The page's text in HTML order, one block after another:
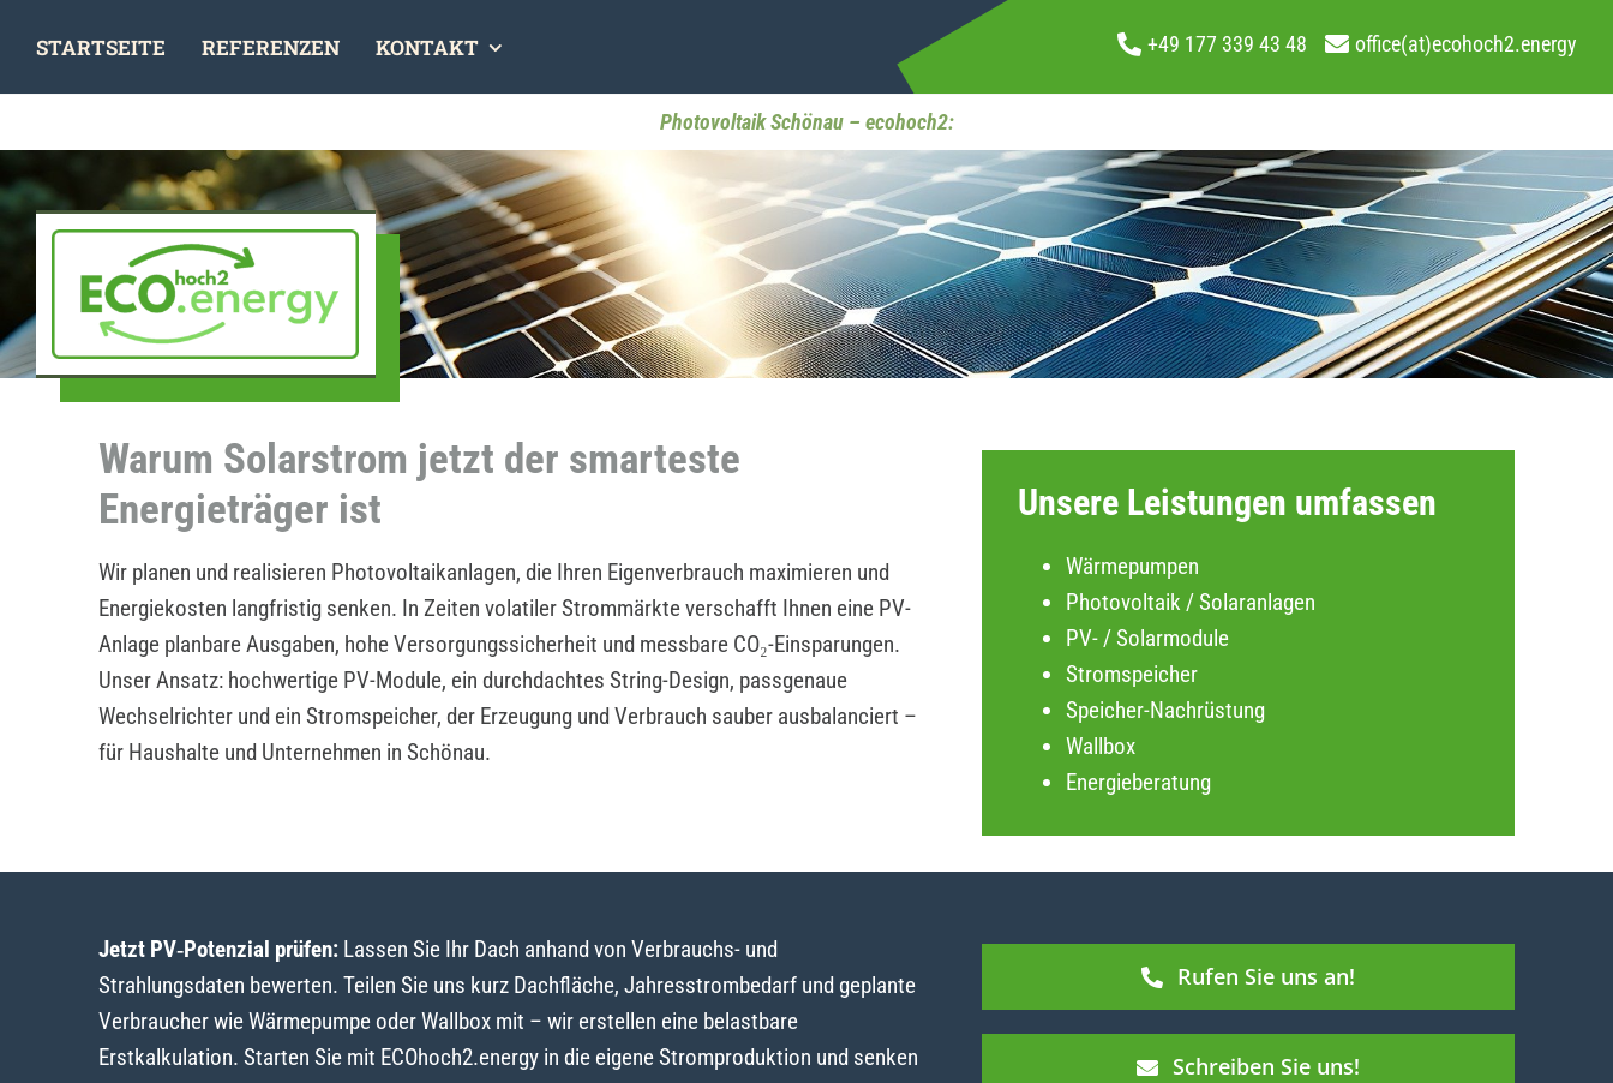
content
STARTSEITE REFERENZEN KONTAKT +49 177 339 43 48 office(at)ecohoch2.energy
Photovoltaik Schönau – ecohoch2:
Warum Solarstrom jetzt der smarteste
Energieträger ist
Wir planen und realisieren Photovoltaikanlagen, die Ihren Eigenverbrauch maximieren und
Energiekosten langfristig senken. In Zeiten volatiler Strommärkte verschafft Ihnen eine PV-
Anlage planbare Ausgaben, hohe Versorgungssicherheit und messbare CO₂-Einsparungen.
Unser Ansatz: hochwertige PV-Module, ein durchdachtes String-Design, passgenaue
Wechselrichter und ein Stromspeicher, der Erzeugung und Verbrauch sauber ausbalanciert –
für Haushalte und Unternehmen in Schönau.
Unsere Leistungen umfassen
Wärmepumpen
Photovoltaik / Solaranlagen
PV- / Solarmodule
Stromspeicher
Speicher-Nachrüstung
Wallbox
Energieberatung
Jetzt PV‑Potenzial prüfen:Lassen Sie Ihr Dach anhand von Verbrauchs- und
Strahlungsdaten bewerten. Teilen Sie uns kurz Dachfläche, Jahresstrombedarf und geplante
Verbraucher wie Wärmepumpe oder Wallbox mit – wir erstellen eine belastbare
Erstkalkulation. Starten Sie mit ECOhoch2.energy in die eigene Stromproduktion und senken
Rufen Sie uns an!
Schreiben Sie uns!